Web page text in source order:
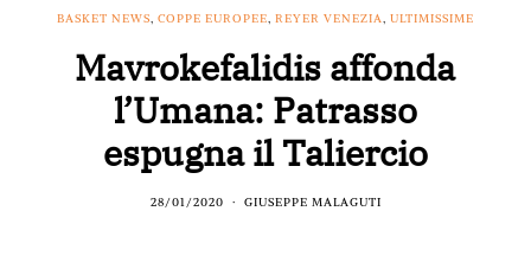
BASKET NEWS, COPPE EUROPEE, REYER VENEZIA, ULTIMISSIME
Mavrokefalidis affonda
l’Umana: Patrasso
espugna il Taliercio
28/01/2020 GIUSEPPE MALAGUTI